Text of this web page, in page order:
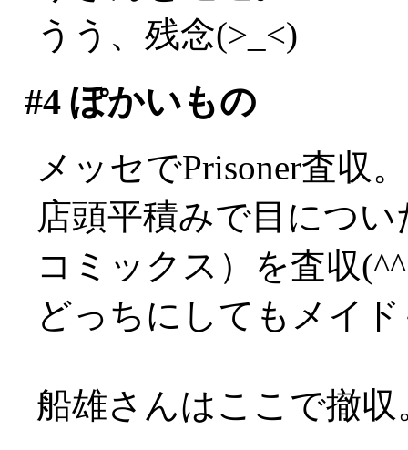
うう、残念(>_<)
#4ぽかいもの
メッセでPrisoner査収
店頭平積みで目につ
コミックス）を査収
どっちにしてもメイ
船雄さんはここで撤